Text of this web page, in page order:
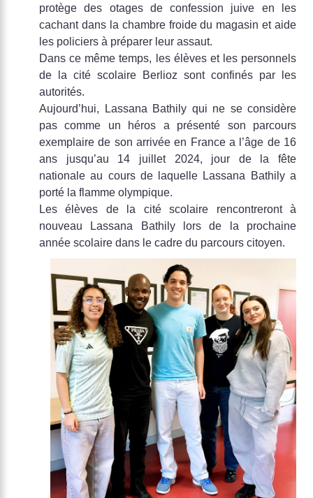
protège des otages de confession juive en les
cachant dans la chambre froide du magasin et aide
les policiers à préparer leur assaut.
Dans ce même temps, les élèves et les personnels
de la cité scolaire Berlioz sont confinés par les
autorités.
Aujourd’hui, Lassana Bathily qui ne se considère
pas comme un héros a présenté son parcours
exemplaire de son arrivée en France a l’âge de 16
ans jusqu’au 14 juillet 2024, jour de la fête
nationale au cours de laquelle Lassana Bathily a
porté la flamme olympique.
Les élèves de la cité scolaire rencontreront à
nouveau Lassana Bathily lors de la prochaine
année scolaire dans le cadre du parcours citoyen.